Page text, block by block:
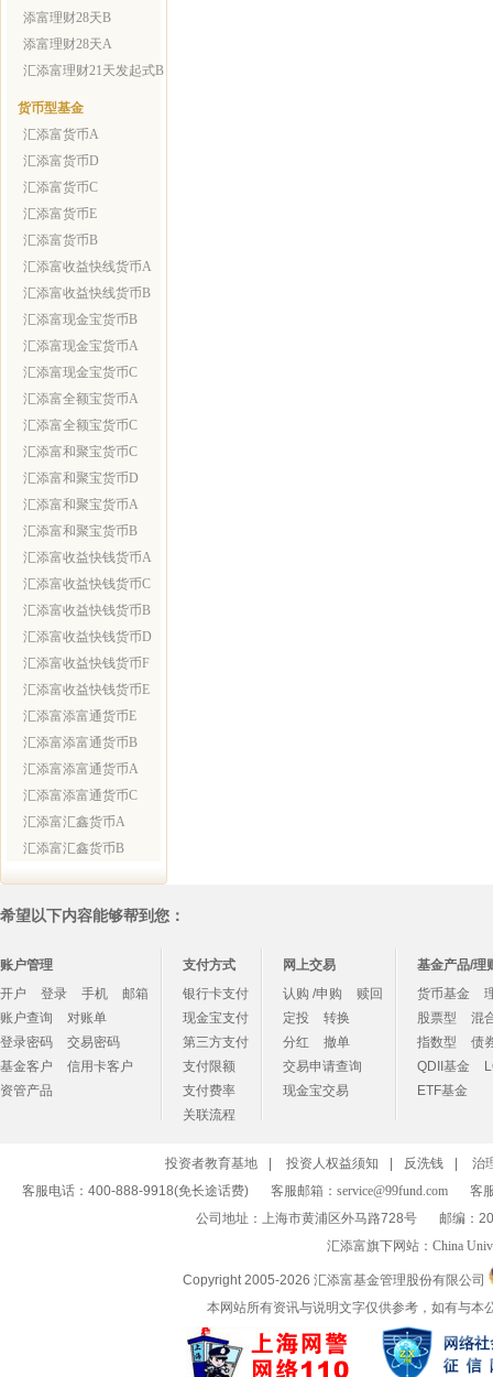
添富理财28天B
添富理财28天A
汇添富理财21天发起式B
货币型基金
汇添富货币A
汇添富货币D
汇添富货币C
汇添富货币E
汇添富货币B
汇添富收益快线货币A
汇添富收益快线货币B
汇添富现金宝货币B
汇添富现金宝货币A
汇添富现金宝货币C
汇添富全额宝货币A
汇添富全额宝货币C
汇添富和聚宝货币C
汇添富和聚宝货币D
汇添富和聚宝货币A
汇添富和聚宝货币B
汇添富收益快钱货币A
汇添富收益快钱货币C
汇添富收益快钱货币B
汇添富收益快钱货币D
汇添富收益快钱货币F
汇添富收益快钱货币E
汇添富添富通货币E
汇添富添富通货币B
汇添富添富通货币A
汇添富添富通货币C
汇添富汇鑫货币A
汇添富汇鑫货币B
希望以下内容能够帮到您：
账户管理
开户
登录 手机
邮箱
账户查询
对账单
登录密码
交易密码
基金客户
信用卡客户
资管产品
支付方式
银行卡支付
现金宝支付
第三方支付
支付限额
支付费率
关联流程
网上交易
认购 /申购
赎回
定投
转换
分红
撤单
交易申请查询
现金宝交易
基金产品/理
货币基金
股票型
混
指数型
债
QDII基金
ETF基金
投资者教育基地 投资人权益须知 反洗钱
治
客服电话：400-888-9918(免长途话费)
客服邮箱： service@99fund.com
客
公司地址：上海市黄浦区外马路728号
邮编：
汇添富旗下网站： China
Copyright 2005-2026 汇添富基金管理股份有限公司
本网站所有资讯与说明文字仅供参考，如有与本